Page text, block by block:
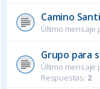
Camino
Último mensaje
Grupo para
Último mensaje
Respuestas: 2